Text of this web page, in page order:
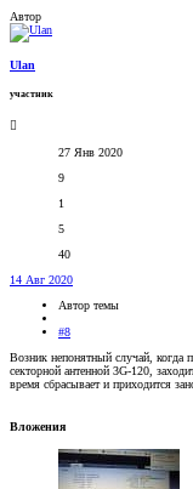
Автор
Ulan
участник
27 Янв 2020
9
1
5
40
14 Авг 2020
Автор темы
#8
Возник непонятный случай,
секторной антенной 3G-120,
время сбрасывает и приходится
Вложения